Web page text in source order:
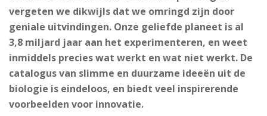
vergeten we dikwijls dat we omringd zijn door
geniale uitvindingen. Onze geliefde planeet is al
3,8 miljard jaar aan het experimenteren, en weet
inmiddels precies wat werkt en wat niet werkt. De
catalogus van slimme en duurzame ideeën uit de
biologie is eindeloos, en biedt veel inspirerende
voorbeelden voor innovatie.